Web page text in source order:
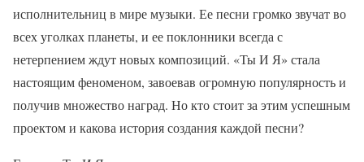
исполнительниц в мире музыки. Ее песни громко звучат во
всех уголках планеты, и ее поклонники всегда с
нетерпением ждут новых композиций. «Ты И Я» стала
настоящим феноменом, завоевав огромную популярность и
получив множество наград. Но кто стоит за этим успешным
проектом и какова история создания каждой песни?